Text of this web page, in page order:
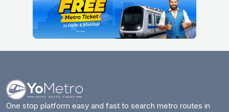
One stop platform easy and fast to search metro routes in